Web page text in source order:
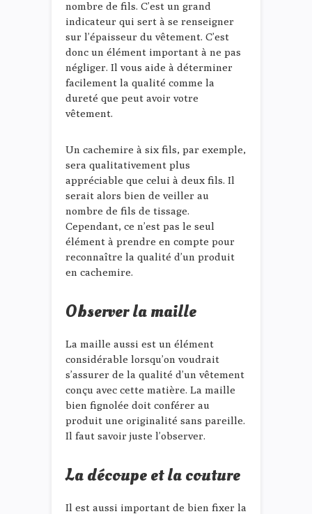
nombre de fils. C’est un grand
indicateur qui sert à se renseigner
sur l’épaisseur du vêtement. C’est
donc un élément important à ne pas
négliger. Il vous aide à déterminer
facilement la qualité comme la
dureté que peut avoir votre
vêtement.
Un cachemire à six fils, par exemple,
sera qualitativement plus
appréciable que celui à deux fils. Il
serait alors bien de veiller au
nombre de fils de tissage.
Cependant, ce n’est pas le seul
élément à prendre en compte pour
reconnaître la qualité d’un produit
en cachemire.
Observer la maille
La maille aussi est un élément
considérable lorsqu’on voudrait
s’assurer de la qualité d’un vêtement
conçu avec cette matière. La maille
bien fignolée doit conférer au
produit une originalité sans pareille.
Il faut savoir juste l’observer.
La découpe et la couture
Il est aussi important de bien fixer la